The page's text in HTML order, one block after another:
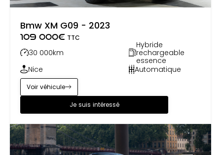
Bmw XM G09 - 2023
109 000€ TTC
30 000km
Hybride
rechargeable
essence
Nice
Automatique
Je suis intéressé
Voir véhicule